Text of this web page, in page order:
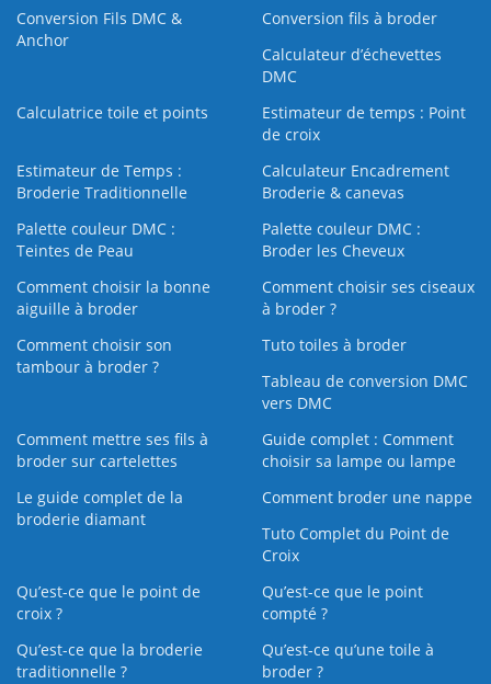
Conversion Fils DMC &
Anchor
Conversion fils à broder
Calculateur d’échevettes
DMC
Calculatrice toile et points
Estimateur de temps : Point
de croix
Estimateur de Temps :
Broderie Traditionnelle
Calculateur Encadrement
Broderie & canevas
Palette couleur DMC :
Teintes de Peau
Palette couleur DMC :
Broder les Cheveux
Comment choisir la bonne
aiguille à broder
Comment choisir ses ciseaux
à broder ?
Comment choisir son
tambour à broder ?
Tuto toiles à broder
Tableau de conversion DMC
vers DMC
Comment mettre ses fils à
broder sur cartelettes
Guide complet : Comment
choisir sa lampe ou lampe
Le guide complet de la
broderie diamant
Comment broder une nappe
Tuto Complet du Point de
Croix
Qu’est-ce que le point de
croix ?
Qu’est-ce que le point
compté ?
Qu’est-ce que la broderie
traditionnelle ?
Qu’est‑ce qu’une toile à
broder ?